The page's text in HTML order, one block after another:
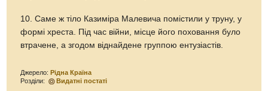
10. Саме ж тіло Казиміра Малевича помістили у труну, у
формі хреста. Під час війни, місце його поховання було
втрачене, а згодом віднайдене группою ентузіастів.
Джерело:Рідна Країна
Розділи:
Видатні постаті